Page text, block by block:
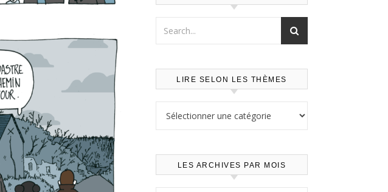
LIRE SELON LES THÈMES
LES ARCHIVES PAR MOIS